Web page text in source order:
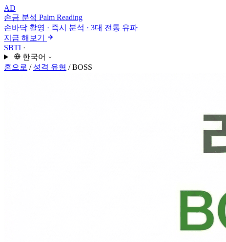
AD
손금 분석 Palm Reading
손바닥 촬영 · 즉시 분석 · 3대 전통 유파
지금 해보기
SBTI ·
한국어
홈으로 / 성격 유형 / BOSS